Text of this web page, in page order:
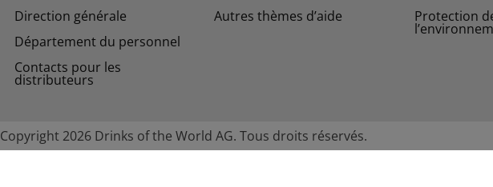
Direction générale
Département du personnel
Contacts pour les
distributeurs
Autres thèmes d’aide
Protection
Copyright 2026 Drinks of the World AG. Tous droits réservés.